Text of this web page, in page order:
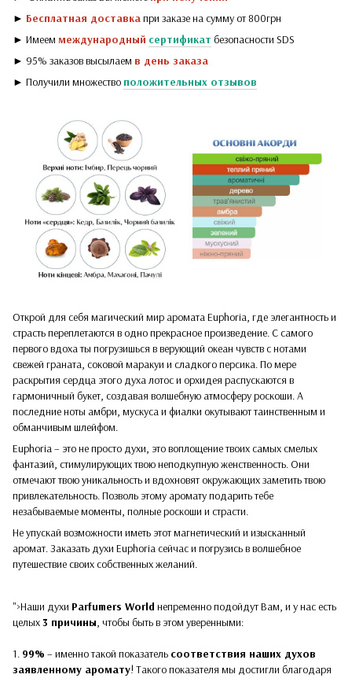
► Бесплатная доставка при заказе на сумму от 800грн
► Имеем международный сертификат безопасности SDS
► 95% заказов высылаем в день заказа
► Получили множество положительных отзывов
Открой для себя магический мир аромата Euphoria, где элегантность и
страсть переплетаются в одно прекрасное произведение. С самого
первого вдоха ты погрузишься в верующий океан чувств с нотами
свежей граната, соковой маракуи и сладкого персика. По мере
раскрытия сердца этого духа лотос и орхидея распускаются в
гармоничный букет, создавая волшебную атмосферу роскоши. А
последние ноты амбри, мускуса и фиалки окутывают таинственным и
обманчивым шлейфом.
Euphoria – это не просто духи, это воплощение твоих самых смелых
фантазий, стимулирующих твою неподкупную женственность. Они
отмечают твою уникальность и вдохновят окружающих заметить твою
привлекательность. Позволь этому аромату подарить тебе
незабываемые моменты, полные роскоши и страсти.
Не упускай возможности иметь этот магнетический и изысканный
аромат. Заказать духи Euphoria сейчас и погрузись в волшебное
путешествие своих собственных желаний.
">Наши духи Parfumers World непременно подойдут Вам, и у нас есть
целых3 причины, чтобы быть в этом уверенными:
1. 99% – именно такой показатель соответствия наших духов
заявленному аромату! Такого показателя мы достигли благодаря